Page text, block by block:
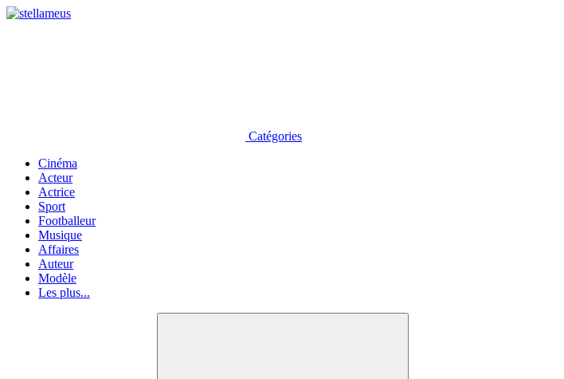
Catégories
Cinéma
Acteur
Actrice
Sport
Footballeur
Musique
Affaires
Auteur
Modèle
Les plus...